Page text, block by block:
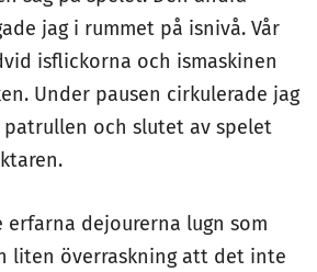
jag i rummet på isnivå. Vår
isflickorna och ismaskinen
Under pausen cirkulerade jag
och slutet av spelet
erfarna dejourerna lugn som
liten överraskning att det inte